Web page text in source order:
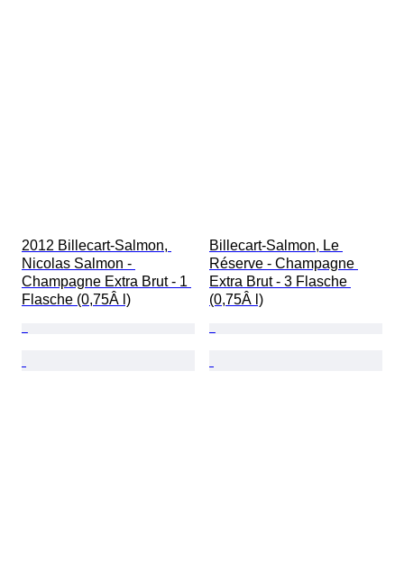
2012 Billecart-Salmon,
Nicolas Salmon -
Champagne Extra Brut - 1
Flasche (0,75Â l)
Billecart-Salmon, Le
Réserve - Champagne
Extra Brut - 3 Flasche
(0,75Â l)